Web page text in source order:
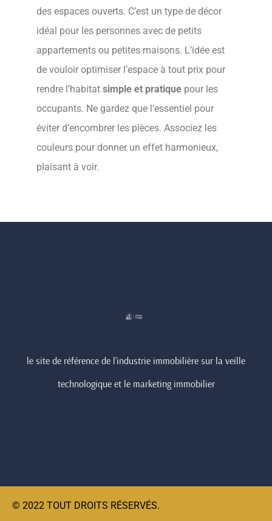
replica
rolex
review
to
manage
worldwide
using
the
throw
official
brand
phyrevape.com
des espaces ouverts. C’est un type de décor
idéal pour les personnes avec de petits
appartements ou petites maisons. L’idée est
de vouloir optimiser l’espace à tout prix pour
rendre l’habitat simple et pratique pour les
occupants. Ne gardez que l’essentiel pour
éviter d’encombrer les pièces. Associez les
couleurs pour donner un effet harmonieux,
plaisant à voir.
le site de référence de l’industrie immobilière sur la veille
technologique et le marketing immobilier
© 2022 TOUT DROITS RÉSERVÉS.